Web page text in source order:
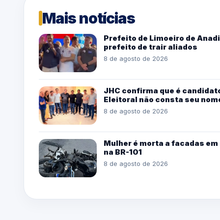
Mais notícias
Prefeito de Limoeiro de
prefeito de trair aliados
8 de agosto de 2026
JHC confirma que é
Eleitoral não consta seu
8 de agosto de 2026
Mulher é morta a facadas
na BR-101
8 de agosto de 2026